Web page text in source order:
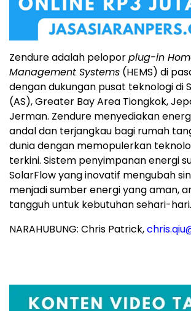
Zendure adalah peloporplug-in
Management Systems (HEMS) di
dengan dukungan pusat teknologi di
(AS), Greater Bay Area Tiongkok,
Jerman. Zendure menyediakan
andal dan terjangkau bagi rumah
dunia dengan memopulerkan
terkini. Sistem penyimpanan energi
SolarFlow yang inovatif mengubah
menjadi sumber energi yang aman,
tangguh untuk kebutuhan sehari-hari.
NARAHUBUNG: Chris Patrick,